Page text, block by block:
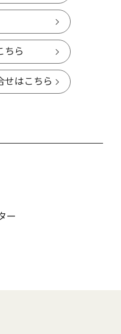
ちら
せはこちら
ー